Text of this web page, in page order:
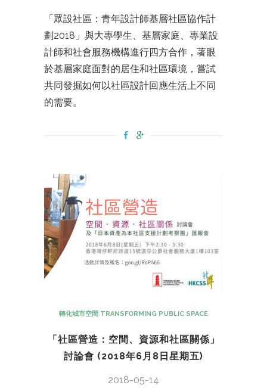
「眾設社區：青年設計師基層社區協作計
劃2018」與大專學生、基層家庭、專業設
計師和社會服務機構進行四方合作，著眼
於基層家庭面對的居住和社區環境，嘗試
共同發掘如何以社區設計回應生活上不同
的需要。
轉化城市空間 TRANSFORMING PUBLIC SPACE
「社區營造：空間、資源和社區關係」
討論會 (2018年6月8日星期五)
2018-05-14